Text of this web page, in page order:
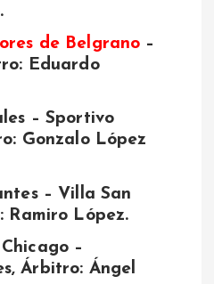
de Belgrano –
Eduardo
– Sportivo
Gonzalo López
– Villa San
Ramiro López.
–
Árbitro: Ángel